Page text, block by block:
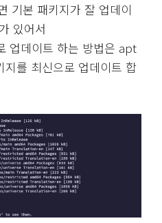
기본 패키지가 잘 업데이
있어서
업데이트 하는 방법은 apt
를 최신으로 업데이트 합